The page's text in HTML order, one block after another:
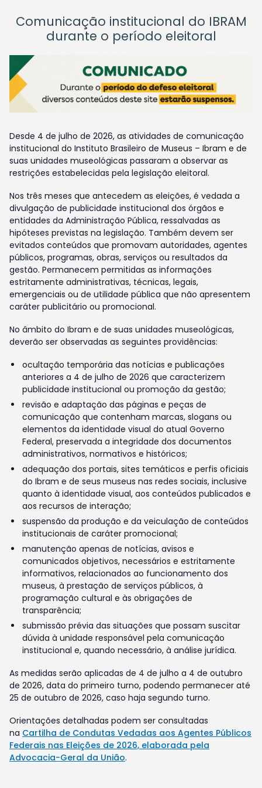
Comunicação institucional do IBRAM
durante o período eleitoral
Desde 4 de julho de 2026, as atividades de comunicação
institucional do Instituto Brasileiro de Museus – Ibram e de
suas unidades museológicas passaram a observar as
restrições estabelecidas pela legislação eleitoral.
Nos três meses que antecedem as eleições, é vedada a
divulgação de publicidade institucional dos órgãos e
entidades da Administração Pública, ressalvadas as
hipóteses previstas na legislação. Também devem ser
evitados conteúdos que promovam autoridades, agentes
públicos, programas, obras, serviços ou resultados da
gestão. Permanecem permitidas as informações
estritamente administrativas, técnicas, legais,
emergenciais ou de utilidade pública que não apresentem
caráter publicitário ou promocional.
No âmbito do Ibram e de suas unidades museológicas,
deverão ser observadas as seguintes providências:
ocultação temporária das notícias e publicações
anteriores a 4 de julho de 2026 que caracterizem
publicidade institucional ou promoção da gestão;
revisão e adaptação das páginas e peças de
comunicação que contenham marcas, slogans ou
elementos da identidade visual do atual Governo
Federal, preservada a integridade dos documentos
administrativos, normativos e históricos;
adequação dos portais, sites temáticos e perfis oficiais
do Ibram e de seus museus nas redes sociais, inclusive
quanto à identidade visual, aos conteúdos publicados e
aos recursos de interação;
suspensão da produção e da veiculação de conteúdos
institucionais de caráter promocional;
manutenção apenas de notícias, avisos e
comunicados objetivos, necessários e estritamente
informativos, relacionados ao funcionamento dos
museus, à prestação de serviços públicos, à
programação cultural e às obrigações de
transparência;
submissão prévia das situações que possam suscitar
dúvida à unidade responsável pela comunicação
institucional e, quando necessário, à análise jurídica.
As medidas serão aplicadas de 4 de julho a 4 de outubro
de 2026, data do primeiro turno, podendo permanecer até
25 de outubro de 2026, caso haja segundo turno.
Orientações detalhadas podem ser consultadas
na Cartilha de Condutas Vedadas aos Agentes Públicos
Federais nas Eleições de 2026, elaborada pela
Advocacia-Geral da União.